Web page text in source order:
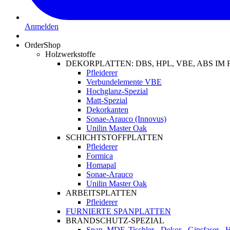
Anmelden
OrderShop
Holzwerkstoffe
DEKORPLATTEN: DBS, HPL, VBE, ABS IM
Pfleiderer
Verbundelemente VBE
Hochglanz-Spezial
Matt-Spezial
Dekorkanten
Sonae-Arauco (Innovus)
Unilin Master Oak
SCHICHTSTOFFPLATTEN
Pfleiderer
Formica
Homapal
Sonae-Arauco
Unilin Master Oak
ARBEITSPLATTEN
Pfleiderer
FURNIERTE SPANPLATTEN
BRANDSCHUTZ-SPEZIAL